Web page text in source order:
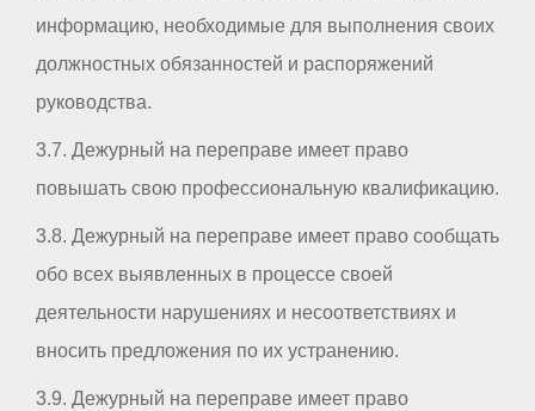
информацию, необходимые для выполнения своих
должностных обязанностей и распоряжений
руководства.
3.7. Дежурный на переправе имеет право
повышать свою профессиональную квалификацию.
3.8. Дежурный на переправе имеет право сообщать
обо всех выявленных в процессе своей
деятельности нарушениях и несоответствиях и
вносить предложения по их устранению.
3.9. Дежурный на переправе имеет право